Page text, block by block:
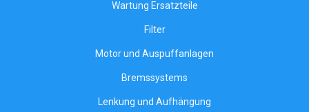
Wartung Ersatzteile
Filter
Motor und Auspuffanlagen
Bremssystems
Lenkung und Aufhängung